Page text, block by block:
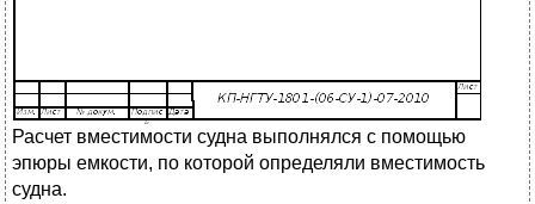
Расчет вместимости судна выполнялся с помощью
эпюры емкости, по которой определяли вместимость
судна.